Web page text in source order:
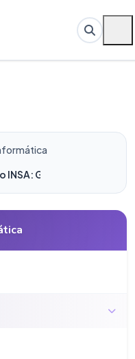
INSA: Grado Décimo